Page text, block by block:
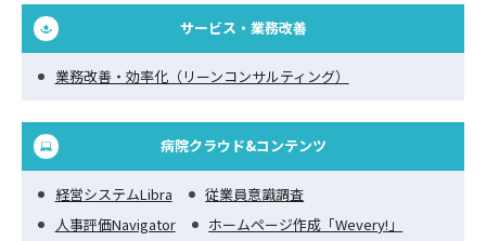
サービス・業務改善
業務改善・効率化（リーンコンサルティング）
病院クラウド&コンテンツ
経営システムLibra
従業員意識調査
人事評価Navigator
ホームページ作成「Wevery!」